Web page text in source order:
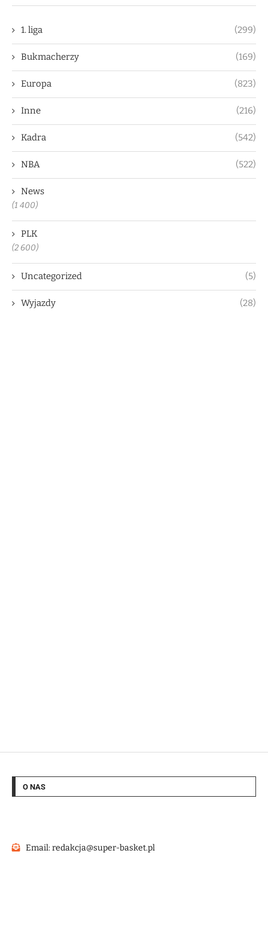
1. liga (299)
Bukmacherzy (169)
Europa (823)
Inne (216)
Kadra (542)
NBA (522)
News
(1 400)
PLK
(2 600)
Uncategorized (5)
Wyjazdy (28)
O NAS
Email: redakcja@super-basket.pl